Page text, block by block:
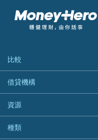
比較
私人貸款比較
稅季/稅務貸款
網上貸款
結餘轉戶(清卡數貸款)
借貸機構
BEA 東亞銀行
BOC 中國銀行
Cashing Pro 優尚信貸
資源
如何申請個人貸款
種類